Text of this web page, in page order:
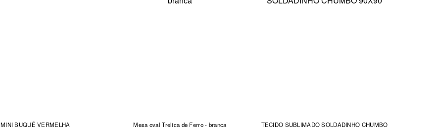
MINI BUQUÊ VERMELHA Mesa oval Treliça de Ferro - branca
TECIDO SUBLIMADO SOLDADINHO CHUMBO